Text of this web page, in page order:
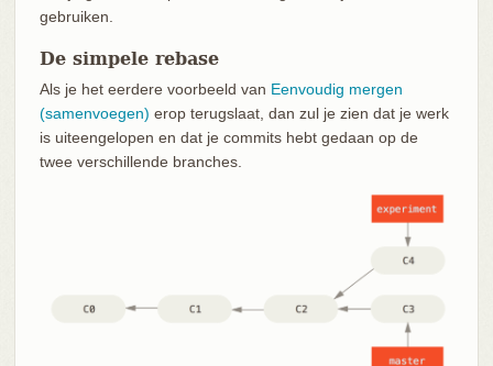
gebruiken.
De simpele rebase
Als je het eerdere voorbeeld van Eenvoudig mergen
(samenvoegen) erop terugslaat, dan zul je zien dat je werk
is uiteengelopen en dat je commits hebt gedaan op de
twee verschillende branches.